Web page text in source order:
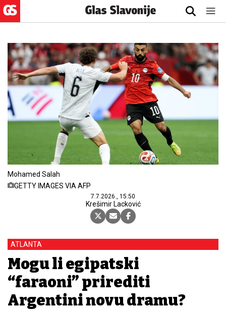
Mohamed Salah
GETTY IMAGES VIA AFP
7.7.2026., 15:50
Krešimir Lacković
ATLANTA
Mogu li egipatski
“faraoni” prirediti
Argentini novu dramu?